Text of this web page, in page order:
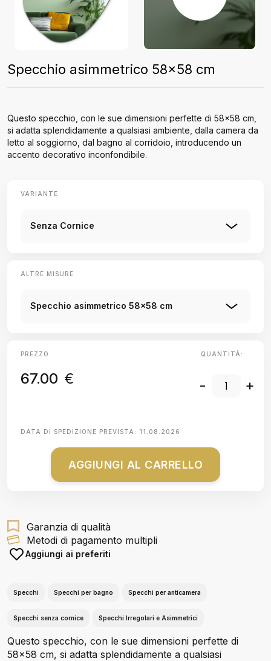
Specchio asimmetrico 58x58 cm
Questo specchio, con le sue dimensioni perfette di 58x58 cm,
si adatta splendidamente a qualsiasi ambiente, dalla camera da
letto al soggiorno, dal bagno al corridoio, introducendo un
accento decorativo inconfondibile.
VARIANTE
Senza Cornice
ALTRE MISURE
Specchio asimmetrico 58x58 cm
PREZZO
67.00 €
QUANTITÀ:
- +
DATA DI SPEDIZIONE PREVISTA: 11.08.2026
AGGIUNGI AL CARRELLO
Garanzia di qualità
Metodi di pagamento multipli
Aggiungi ai preferiti
Specchi Specchi per bagno Specchi per anticamera
Specchi senza cornice Specchi Irregolari e Asimmetrici
Questo specchio, con le sue dimensioni perfette di
58x58 cm, si adatta splendidamente a qualsiasi